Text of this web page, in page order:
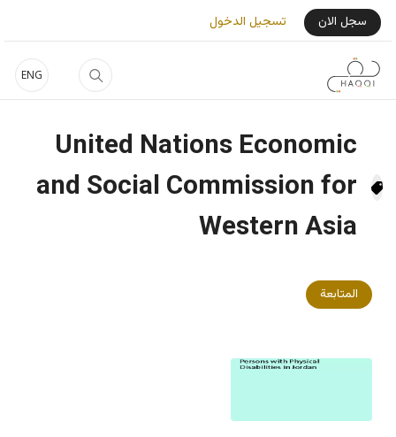
تجاوز إلى المحتوى الرئيسي
ENG
User Login Menu
سجل الان تسجيل الدخول
United Nations Economic
and Social Commission for
Western Asia
المتابعة